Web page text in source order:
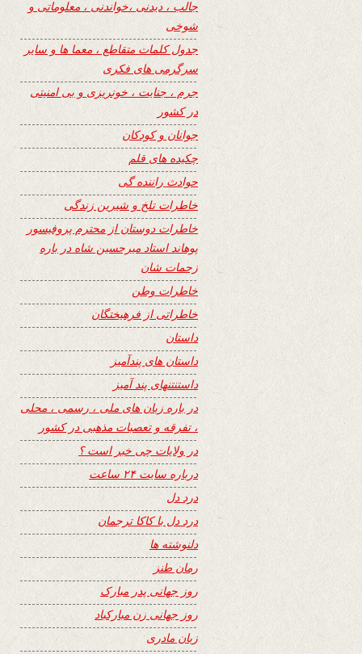
جالب ، دیدنی ،خواندنی ، معلوماتی و
شوخی
جدول کلمات متقاطع ، معما ها و سایر
سرگرمی های فکری
جرم ، جنایت ، خونریزی و بی امنیتی
در کشور
جوانان و کودکان
چکیده های قلم
حوادث راننده گی
خاطرات تلخ و شیرین زندگی
خاطرات دوستان از محترم پروفیسور
پوهاند استاد میرحسین شاه در باره
زحمات شان
خاطرات وطن
خاطراتی از فرهیختگان
داستان
داستان های پندآمیز
داستنتنهای پند آمیز
در باره زبان های ملی ، رسمی ، محلی
، تفرقه و تعصبات مذهبی در کشور
در ولایات چی خبر است ؟
درباره سایت ۲۴ ساعت
درد دل
درد دل با کاکا ترجمان
دلنوشته ها
رمان طنز
روز جهانی پدر مبارک
روز جهانی زن مبارکباد
زبان مادری